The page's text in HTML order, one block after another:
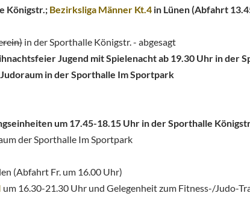
Königstr.; Bezirksliga Männer Kt.4in Lünen (Abfahrt
in der Sporthalle Königstr. - abgesagt
Jugend mit Spielenacht ab 19.30 Uhr in der
in der Sporthalle Im Sportpark
um 17.45-18.15 Uhr in der Sporthalle
der Sporthalle Im Sportpark
(Abfahrt Fr. um 16.00 Uhr)
um 16.30-21.30 Uhr und Gelegenheit zum Fitness-/Judo-